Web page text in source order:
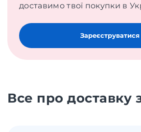
доставимо твої покупки в
Зареєструватися
Все про доставку